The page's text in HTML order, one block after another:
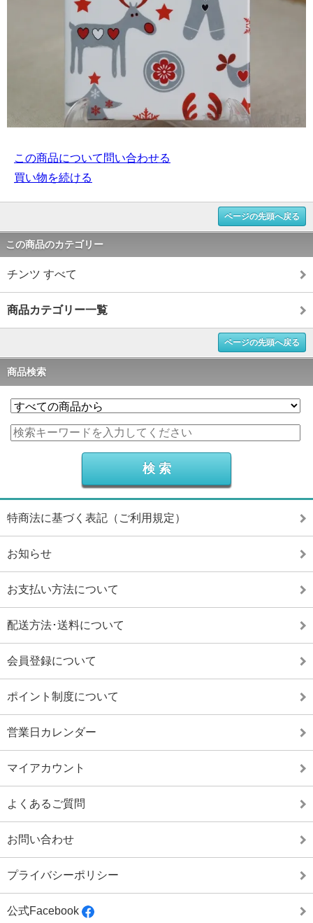
この商品について問い合わせる
買い物を続ける
ページの先頭へ戻る
この商品のカテゴリー
チンツ すべて
商品カテゴリー一覧
ページの先頭へ戻る
商品検索
特商法に基づく表記（ご利用規定）
お知らせ
お支払い方法について
配送方法･送料について
会員登録について
ポイント制度について
営業日カレンダー
マイアカウント
よくあるご質問
お問い合わせ
プライバシーポリシー
公式Facebook